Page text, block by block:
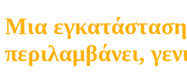
Μια
περιλαμβάνει,